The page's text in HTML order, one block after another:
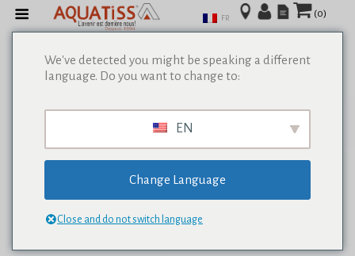
(0)
FR
We've detected you might be speaking a different
language. Do you want to change to:
EN
Change Language
Close and do not switch language